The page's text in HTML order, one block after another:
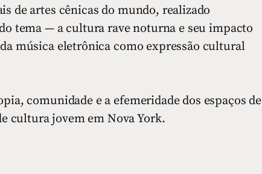
de artes cênicas do mundo, realizado
tema — a cultura rave noturna e seu impacto
música eletrônica como expressão cultural
comunidade e a efemeridade dos espaços de
cultura jovem em Nova York.